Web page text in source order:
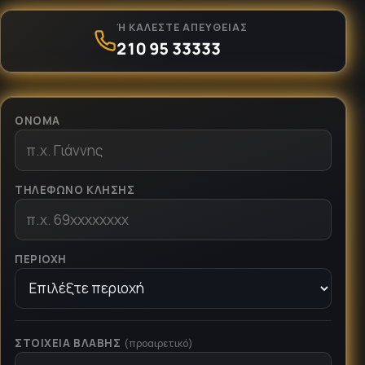
Ή ΚΑΛΈΣΤΕ ΑΠΕΥΘΕΊΑΣ
210 95 33333
ΌΝΟΜΑ
ΤΗΛΈΦΩΝΟ ΚΛΉΣΗΣ
ΠΕΡΙΟΧΉ
ΣΤΟΙΧΕΊΑ ΒΛΆΒΗΣ (προαιρετικό)